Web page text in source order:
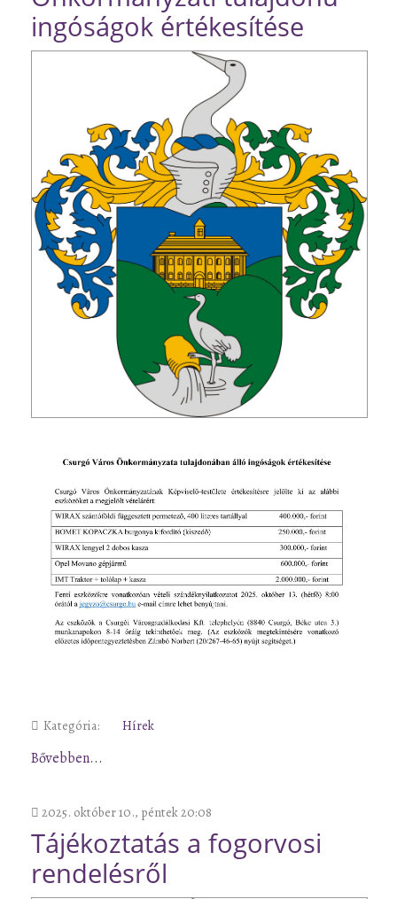
ingóságok értékesítése
Kategória: Hírek
Bővebben...
2025. október 10., péntek 20:08
Tájékoztatás a fogorvosi
rendelésről